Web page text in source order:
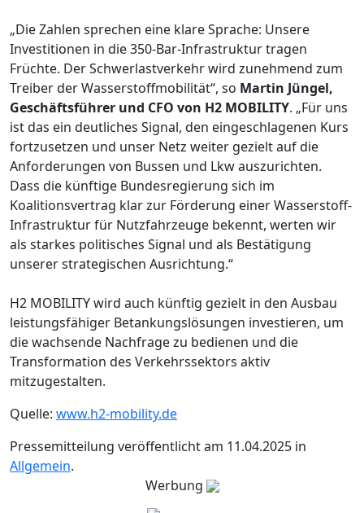
„Die Zahlen sprechen eine klare Sprache: Unsere
Investitionen in die 350-Bar-Infrastruktur tragen
Früchte. Der Schwerlastverkehr wird zunehmend zum
Treiber der Wasserstoffmobilität“, so Martin Jüngel,
Geschäftsführer und CFO von H2 MOBILITY. „Für uns
ist das ein deutliches Signal, den eingeschlagenen Kurs
fortzusetzen und unser Netz weiter gezielt auf die
Anforderungen von Bussen und Lkw auszurichten.
Dass die künftige Bundesregierung sich im
Koalitionsvertrag klar zur Förderung einer Wasserstoff-
Infrastruktur für Nutzfahrzeuge bekennt, werten wir
als starkes politisches Signal und als Bestätigung
unserer strategischen Ausrichtung.“
H2 MOBILITY wird auch künftig gezielt in den Ausbau
leistungsfähiger Betankungslösungen investieren, um
die wachsende Nachfrage zu bedienen und die
Transformation des Verkehrssektors aktiv
mitzugestalten.
Quelle: www.h2-mobility.de
Pressemitteilung veröffentlicht am 11.04.2025 in
Allgemein.
Werbung